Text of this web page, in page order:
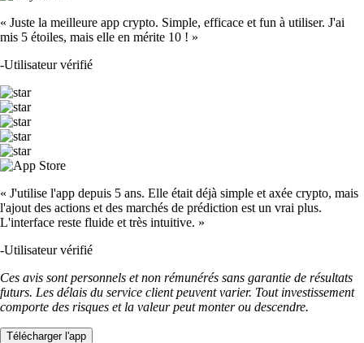
« Juste la meilleure app crypto. Simple, efficace et fun à utiliser. J'ai
mis 5 étoiles, mais elle en mérite 10 ! »
-Utilisateur vérifié
« J'utilise l'app depuis 5 ans. Elle était déjà simple et axée crypto, mais
l'ajout des actions et des marchés de prédiction est un vrai plus.
L'interface reste fluide et très intuitive. »
-Utilisateur vérifié
Ces avis sont personnels et non rémunérés sans garantie de résultats
futurs. Les délais du service client peuvent varier. Tout investissement
comporte des risques et la valeur peut monter ou descendre.
Télécharger l'app